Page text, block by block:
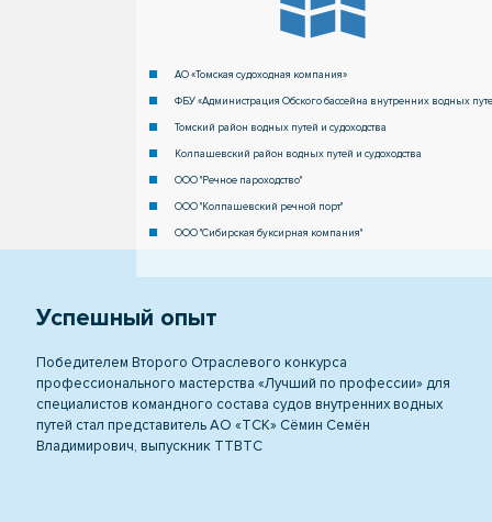
АО «Томская судоходная компания»
ФБУ «Администрация Обского бассейна внутренних водных
Томский район водных путей и судоходства
Колпашевский район водных путей и судоходства
ООО "Речное пароходство"
ООО "Колпашевский речной порт"
ООО "Сибирская буксирная компания"
Успешный опыт
Победителем Второго Отраслевого конкурса
профессионального мастерства «Лучший по профессии» для
специалистов командного состава судов внутренних водных
путей стал представитель АО «ТСК» Сёмин Семён
Владимирович, выпускник ТТВТС